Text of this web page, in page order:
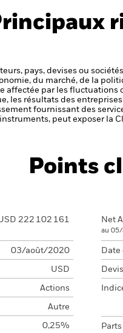
pays, devises ou
du marché, de la
affectée par les
les résultats des
fournissant des
peut exposer la
Points
222 102 161
03/août/2020
USD
Actions
Autre
0,25%
Net
au
Date